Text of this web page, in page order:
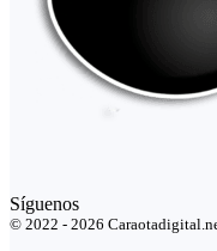
Síguenos
© 2022 - 2026